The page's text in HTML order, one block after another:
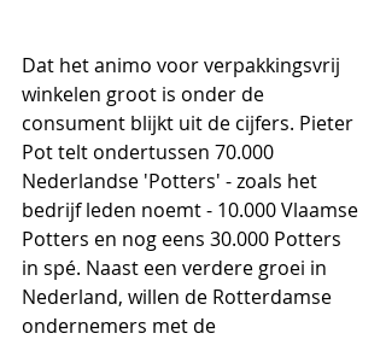
Dat het animo voor verpakkingsvrij
winkelen groot is onder de
consument blijkt uit de cijfers. Pieter
Pot telt ondertussen 70.000
Nederlandse 'Potters' - zoals het
bedrijf leden noemt - 10.000 Vlaamse
Potters en nog eens 30.000 Potters
in spé. Naast een verdere groei in
Nederland, willen de Rotterdamse
ondernemers met de